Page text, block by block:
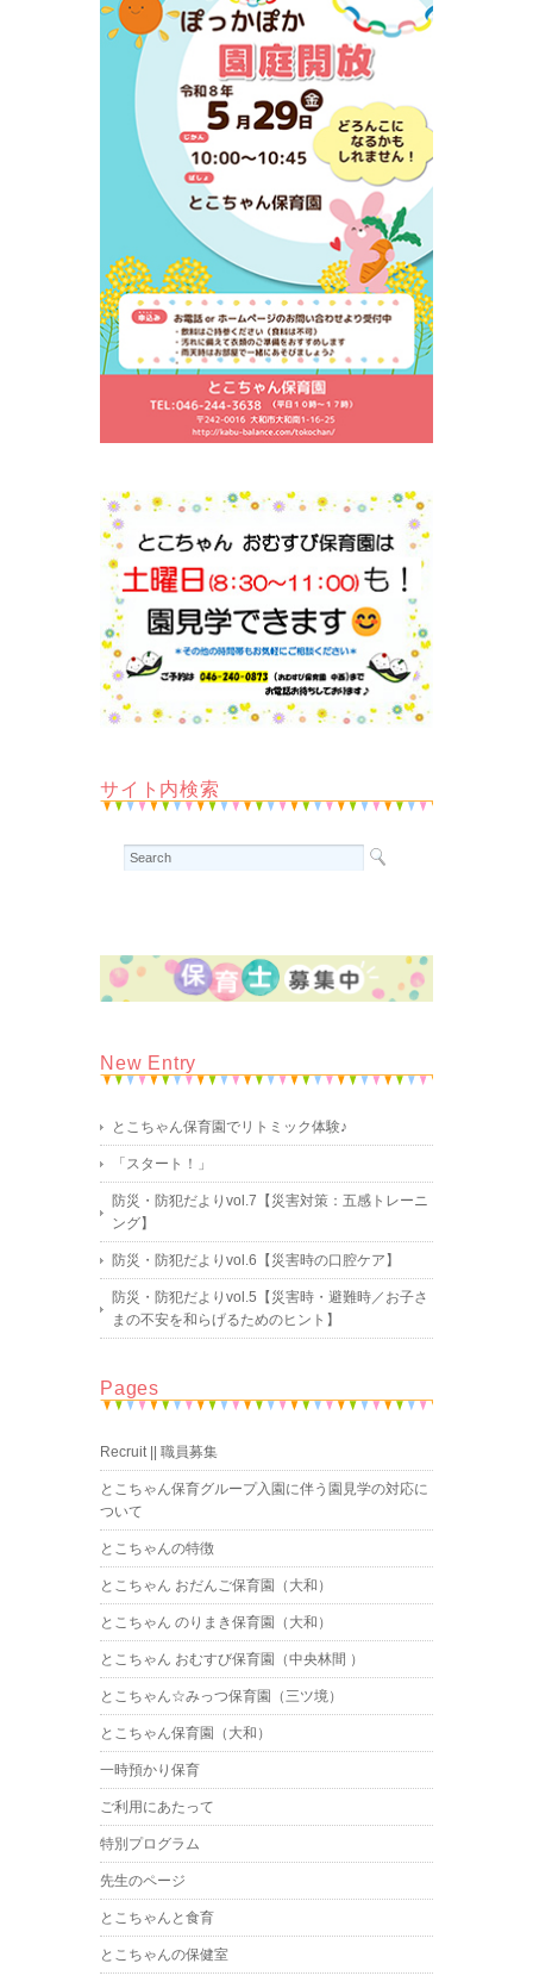
サイト内検索
New Entry
とこちゃん保育園でリトミック体験♪
「スタート！」
防災・防犯だよりvol.7【災害対策：五感トレーニ
ング】
防災・防犯だよりvol.6【災害時の口腔ケア】
防災・防犯だよりvol.5【災害時・避難時／お子さ
まの不安を和らげるためのヒント】
Pages
Recruit || 職員募集
とこちゃん保育グループ入園に伴う園見学の対応に
ついて
とこちゃんの特徴
とこちゃん おだんご保育園（大和）
とこちゃん のりまき保育園（大和）
とこちゃん おむすび保育園（中央林間 ）
とこちゃん☆みっつ保育園（三ツ境）
とこちゃん保育園（大和）
一時預かり保育
ご利用にあたって
特別プログラム
先生のページ
とこちゃんと食育
とこちゃんの保健室